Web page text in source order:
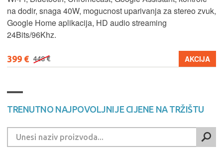
na dodir, snaga 40W, mogucnost uparivanja za stereo zvuk,
Google Home aplikacija, HD audio streaming
24Bits/96Khz.
399 € 448 € AKCIJA
TRENUTNO NAJPOVOLJNIJE CIJENE NA TRŽIŠTU